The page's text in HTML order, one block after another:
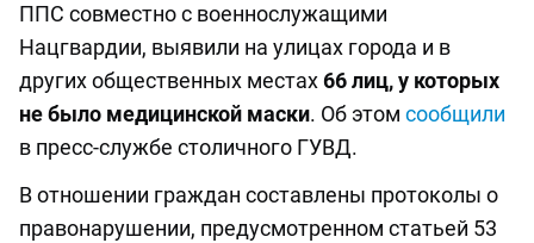
ППС совместно с военнослужащими
Нацгвардии, выявили на улицах города и в
других общественных местах66 лиц, у которых
не было медицинской маски. Об этом сообщили
в пресс-службе столичного ГУВД.
В отношении граждан составлены протоколы о
правонарушении, предусмотренном статьей 53